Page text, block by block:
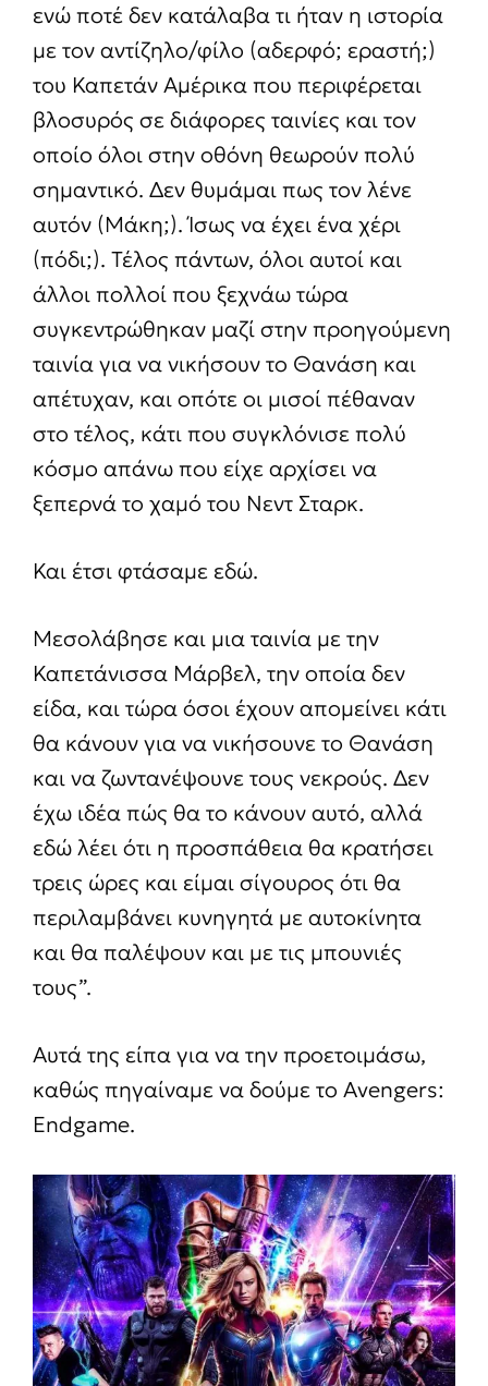
ενώ ποτέ δεν κατάλαβα τι ήταν η ιστορία
με τον αντίζηλο/φίλο (αδερφό; εραστή;)
του Καπετάν Αμέρικα που περιφέρεται
βλοσυρός σε διάφορες ταινίες και τον
οποίο όλοι στην οθόνη θεωρούν πολύ
σημαντικό. Δεν θυμάμαι πως τον λένε
αυτόν (Μάκη;). Ίσως να έχει ένα χέρι
(πόδι;). Τέλος πάντων, όλοι αυτοί και
άλλοι πολλοί που ξεχνάω τώρα
συγκεντρώθηκαν μαζί στην προηγούμενη
ταινία για να νικήσουν το Θανάση και
απέτυχαν, και οπότε οι μισοί πέθαναν
στο τέλος, κάτι που συγκλόνισε πολύ
κόσμο απάνω που είχε αρχίσει να
ξεπερνά το χαμό του Νεντ Σταρκ.
Και έτσι φτάσαμε εδώ.
Μεσολάβησε και μια ταινία με την
Καπετάνισσα Μάρβελ, την οποία δεν
είδα, και τώρα όσοι έχουν απομείνει κάτι
θα κάνουν για να νικήσουνε το Θανάση
και να ζωντανέψουνε τους νεκρούς. Δεν
έχω ιδέα πώς θα το κάνουν αυτό, αλλά
εδώ λέει ότι η προσπάθεια θα κρατήσει
τρεις ώρες και είμαι σίγουρος ότι θα
περιλαμβάνει κυνηγητά με αυτοκίνητα
και θα παλέψουν και με τις μπουνιές
τους”.
Αυτά της είπα για να την προετοιμάσω,
καθώς πηγαίναμε να δούμε το Avengers:
Endgame.